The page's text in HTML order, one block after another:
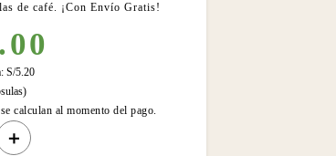
de café. ¡Con Envío Gratis!
.00
S/5.20
calculan al momento del pago.
＋